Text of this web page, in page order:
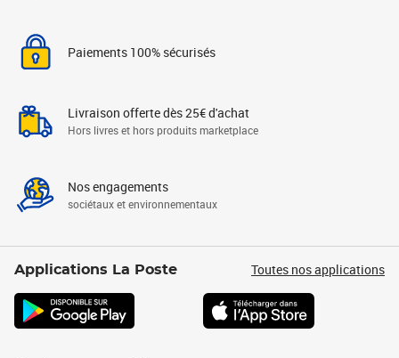
Paiements 100% sécurisés
Livraison offerte dès 25€ d'achat
Hors livres et hors produits marketplace
Nos engagements
sociétaux et environnementaux
Applications La Poste Toutes nos applications